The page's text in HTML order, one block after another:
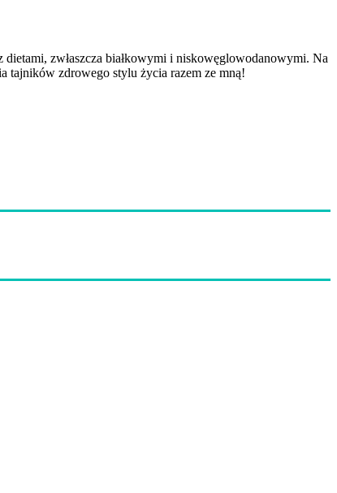
zwłaszcza białkowymi i niskowęglowodanowymi. Na
tajników zdrowego stylu życia razem ze mną!